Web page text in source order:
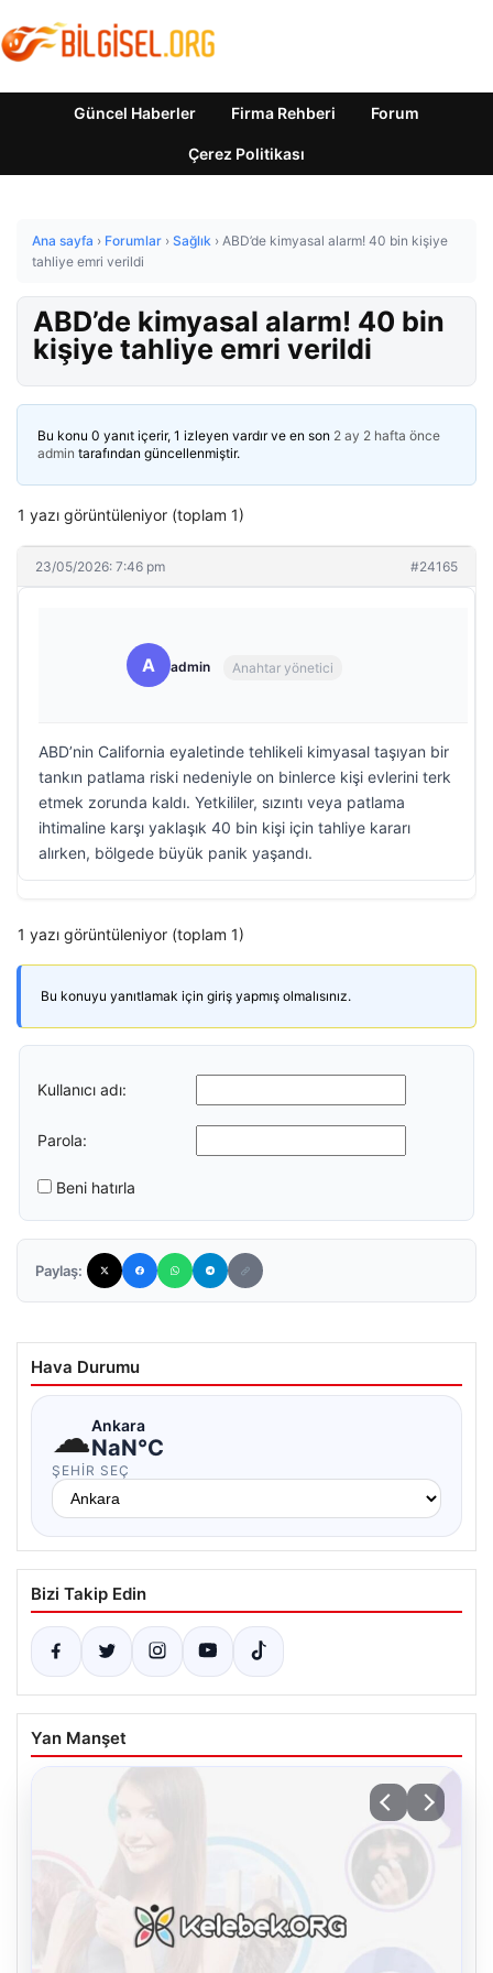
Güncel Haberler Firma Rehberi Forum
Çerez Politikası
Ana sayfa › Forumlar › Sağlık › ABD’de kimyasal alarm! 40 bin kişiye
tahliye emri verildi
ABD’de kimyasal alarm! 40 bin
kişiye tahliye emri verildi
Bu konu 0 yanıt içerir, 1 izleyen vardır ve en son 2 ay 2 hafta önce
admin tarafından güncellenmiştir.
1 yazı görüntüleniyor (toplam 1)
23/05/2026: 7:46 pm #24165
A admin Anahtar yönetici
ABD’nin California eyaletinde tehlikeli kimyasal taşıyan bir
tankın patlama riski nedeniyle on binlerce kişi evlerini terk
etmek zorunda kaldı. Yetkililer, sızıntı veya patlama
ihtimaline karşı yaklaşık 40 bin kişi için tahliye kararı
alırken, bölgede büyük panik yaşandı.
1 yazı görüntüleniyor (toplam 1)
Bu konuyu yanıtlamak için giriş yapmış olmalısınız.
Kullanıcı adı:
Parola:
Beni hatırla
Paylaş:
Hava Durumu
☁Ankara
NaN°C
ŞEHIR SEÇ
Bizi Takip Edin
Yan Manşet